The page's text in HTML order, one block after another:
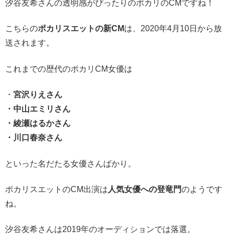
汐谷友希さんの透明感がぴったりのポカリのCMですね！
こちらのポカリスエットの新CMは、2020年4月10日から放
送されます。
これまでの歴代のポカリCM女優は
・ 宮沢りえさん
・中山エミリさん
・綾瀬はるかさん
・川口春奈さん
といった名だたる女優さんばかり。
ポカリスエットのCM出演は 人気女優への登竜門のようです
ね。
汐谷友希さんは2019年のオーディションでは落選。